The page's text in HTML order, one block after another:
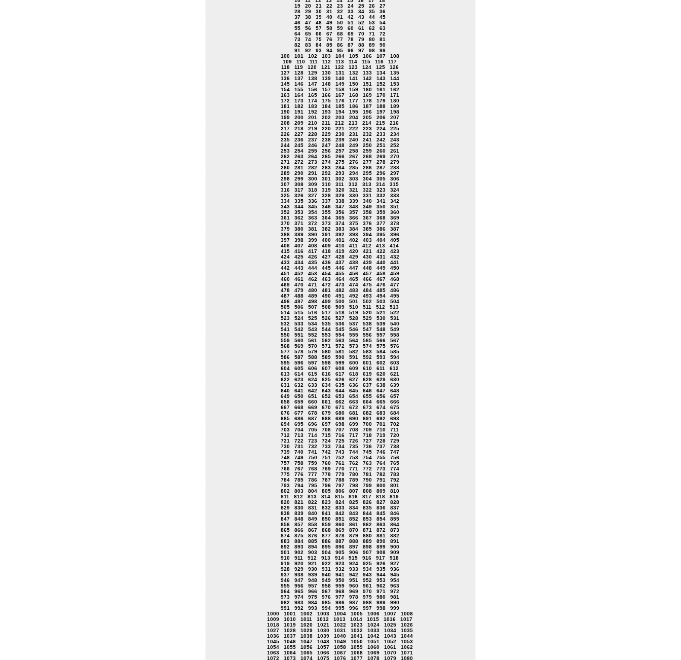
19
20 21 22 23 24 25 26
27
28
29 30 31 32 33 34 35
36
37
38 39 40 41 42 43 44
45
46
47 48 49 50 51 52 53
54
55
56 57 58 59 60 61 62
63
64
65 66 67 68 69 70 71
72
73
74 75 76 77 78 79 80
81
82
83 84 85 86 87 88 89
90
91
92 93 94 95 96 97 98
99
100
101 102 103 104 105 106 107
108
109
110 111 112 113 114 115 116
117
118
119 120 121 122 123 124 125
126
127
128 129 130 131 132 133 134
135
136
137 138 139 140 141 142 143
144
145
146 147 148 149 150 151 152
153
154
155 156 157 158 159 160 161
162
163
164 165 166 167 168 169 170
171
172
173 174 175 176 177 178 179
180
181
182 183 184 185 186 187 188
189
190
191 192 193 194 195 196 197
198
199
200 201 202 203 204 205 206
207
208
209 210 211 212 213 214 215
216
217
218 219 220 221 222 223 224
225
226
227 228 229 230 231 232 233
234
235
236 237 238 239 240 241 242
243
244
245 246 247 248 249 250 251
252
253
254 255 256 257 258 259 260
261
262
263 264 265 266 267 268 269
270
271
272 273 274 275 276 277 278
279
280
281 282 283 284 285 286 287
288
289
290 291 292 293 294 295 296
297
298
299 300 301 302 303 304 305
306
307
308 309 310 311 312 313 314
315
316
317 318 319 320 321 322 323
324
325
326 327 328 329 330 331 332
333
334
335 336 337 338 339 340 341
342
343
344 345 346 347 348 349 350
351
352
353 354 355 356 357 358 359
360
361
362 363 364 365 366 367 368
369
370
371 372 373 374 375 376 377
378
379
380 381 382 383 384 385 386
387
388
389 390 391 392 393 394 395
396
397
398 399 400 401 402 403 404
405
406
407 408 409 410 411 412 413
414
415
416 417 418 419 420 421 422
423
424
425 426 427 428 429 430 431
432
433
434 435 436 437 438 439 440
441
442
443 444 445 446 447 448 449
450
451
452 453 454 455 456 457 458
459
460
461 462 463 464 465 466 467
468
469
470 471 472 473 474 475 476
477
478
479 480 481 482 483 484 485
486
487
488 489 490 491 492 493 494
495
496
497 498 499 500 501 502 503
504
505
506 507 508 509 510 511 512
513
514
515 516 517 518 519 520 521
522
523
524 525 526 527 528 529 530
531
532
533 534 535 536 537 538 539
540
541
542 543 544 545 546 547 548
549
550
551 552 553 554 555 556 557
558
559
560 561 562 563 564 565 566
567
568
569 570 571 572 573 574 575
576
577
578 579 580 581 582 583 584
585
586
587 588 589 590 591 592 593
594
595
596 597 598 599 600 601 602
603
604
605 606 607 608 609 610 611
612
613
614 615 616 617 618 619 620
621
622
623 624 625 626 627 628 629
630
631
632 633 634 635 636 637 638
639
640
641 642 643 644 645 646 647
648
649
650 651 652 653 654 655 656
657
658
659 660 661 662 663 664 665
666
667
668 669 670 671 672 673 674
675
676
677 678 679 680 681 682 683
684
685
686 687 688 689 690 691 692
693
694
695 696 697 698 699 700 701
702
703
704 705 706 707 708 709 710
711
712
713 714 715 716 717 718 719
720
721
722 723 724 725 726 727 728
729
730
731 732 733 734 735 736 737
738
739
740 741 742 743 744 745 746
747
748
749 750 751 752 753 754 755
756
757
758 759 760 761 762 763 764
765
766
767 768 769 770 771 772 773
774
775
776 777 778 779 780 781 782
783
784
785 786 787 788 789 790 791
792
793
794 795 796 797 798 799 800
801
802
803 804 805 806 807 808 809
810
811
812 813 814 815 816 817 818
819
820
821 822 823 824 825 826 827
828
829
830 831 832 833 834 835 836
837
838
839 840 841 842 843 844 845
846
847
848 849 850 851 852 853 854
855
856
857 858 859 860 861 862 863
864
865
866 867 868 869 870 871 872
873
874
875 876 877 878 879 880 881
882
883
884 885 886 887 888 889 890
891
892
893 894 895 896 897 898 899
900
901
902 903 904 905 906 907 908
909
910
911 912 913 914 915 916 917
918
919
920 921 922 923 924 925 926
927
928
929 930 931 932 933 934 935
936
937
938 939 940 941 942 943 944
945
946
947 948 949 950 951 952 953
954
955
956 957 958 959 960 961 962
963
964
965 966 967 968 969 970 971
972
973
974 975 976 977 978 979 980
981
982
983 984 985 986 987 988 989
990
991
992 993 994 995 996 997 998
999
1000
1001 1002 1003 1004 1005 1006 1007
1008
1009
1010 1011 1012 1013 1014 1015 1016
1017
1018
1019 1020 1021 1022 1023 1024 1025
1026
1027
1028 1029 1030 1031 1032 1033 1034
1035
1036
1037 1038 1039 1040 1041 1042 1043
1044
1045
1046 1047 1048 1049 1050 1051 1052
1053
1054
1055 1056 1057 1058 1059 1060 1061
1062
1063
1064 1065 1066 1067 1068 1069 1070
1071
1072
1073 1074 1075 1076 1077 1078 1079
1080